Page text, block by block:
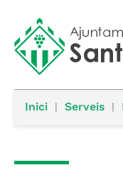
Inici Serveis